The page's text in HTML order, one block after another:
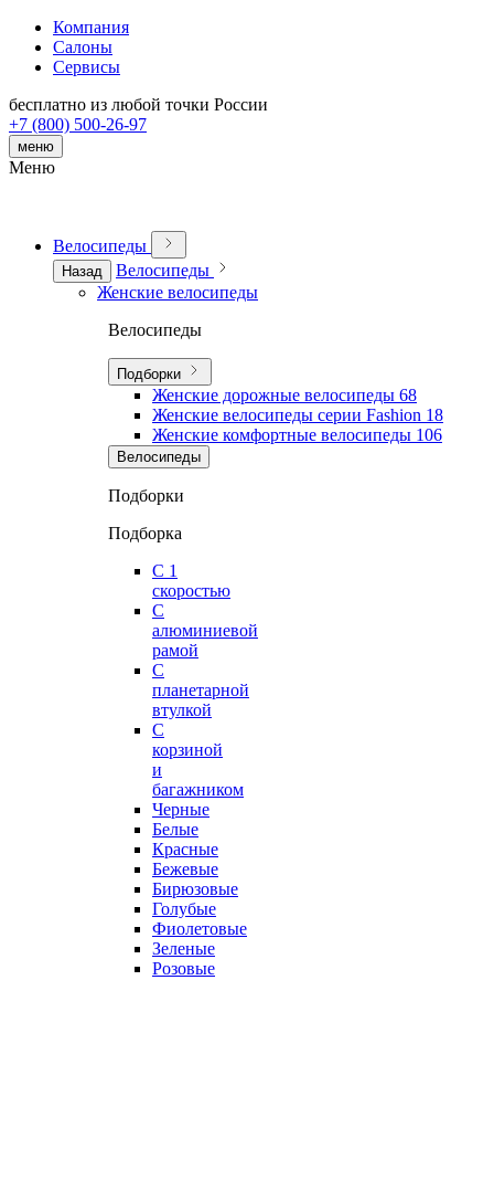
Компания
Салоны
Сервисы
бесплатно из любой точки России
+7 (800) 500-26-97
меню
Меню
Велосипеды
Назад
Велосипеды
Женские велосипеды
Велосипеды
Подборки
Женские дорожные велосипеды 68
Женские велосипеды серии Fashion 18
Женские комфортные велосипеды 106
Велосипеды
Подборки
Подборка
С 1
скоростью
С
алюминиевой
рамой
С
планетарной
втулкой
С
корзиной
и
багажником
Черные
Белые
Красные
Бежевые
Бирюзовые
Голубые
Фиолетовые
Зеленые
Розовые